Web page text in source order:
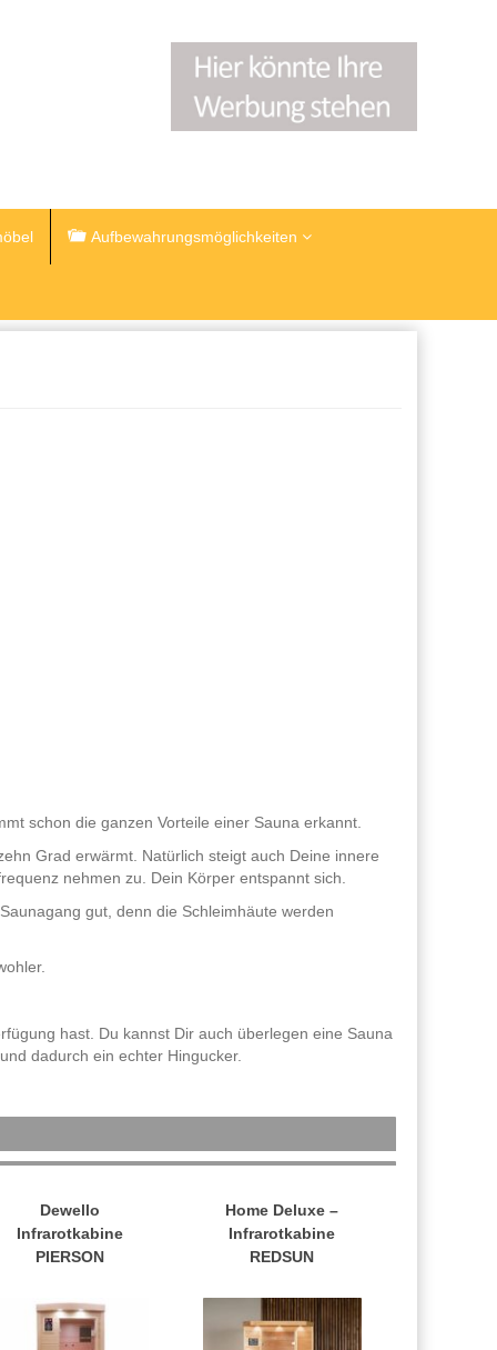
Aufbewahrungsmöglichkeiten
schon die ganzen Vorteile einer Sauna erkannt.
Grad erwärmt. Natürlich steigt auch Deine innere
nehmen zu. Dein Körper entspannt sich.
gut, denn die Schleimhäute werden
hast. Du kannst Dir auch überlegen eine Sauna
dadurch ein echter Hingucker.
Dewello
Infrarotkabine
PIERSON
Home Deluxe –
Infrarotkabine
REDSUN